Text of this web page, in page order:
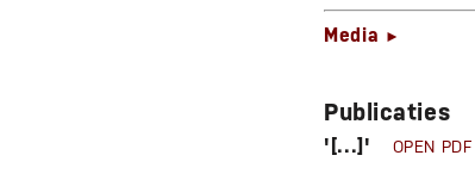
Media ►
Publicaties
'[...]' OPEN PDF